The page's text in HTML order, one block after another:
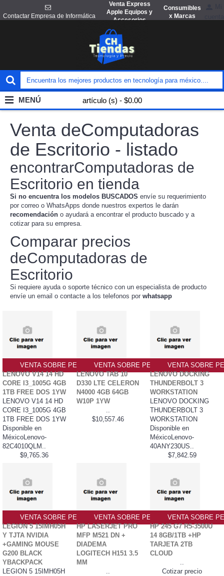
Contactar Empresa de Informática
Venta Express
Apple Equipos y
Accesorios
Consumibles
x Marcas
artículo (s) - $0.00
MENÚ
Venta deComputadoras
de Escritorio - listado
encontrarComputadoras de
Escritorio en tienda
Si no encuentra los modelos BUSCADOS envíe su requerimiento
por correo o WhatsApps donde nuestros expertos le darán
recomendación o ayudará a encontrar el producto buscado y a
cotizar para su empresa.
Comparar precios
deComputadoras de
Escritorio
Si requiere ayuda o soporte técnico con un especialista de producto
envíe un email o contacte a los telefonos por whatsapp
VENTA SOBRE PEDIDO PO
LENOVO V14 14 HD
CORE I3_1005G 4GB
1TB FREE DOS 1YW
LENOVO V14 14 HD
CORE I3_1005G 4GB
1TB FREE DOS 1YW
Disponible en
MéxicoLenovo-
82C4010QLM..
$9,765.36
VENTA SOBRE PEDIDO PO
LENOVO TAB 10
D330 LTE CELERON
N4000 4GB 64GB
W10P 1YW
..
$10,557.46
VENTA SOBRE
LENOVO DOCKING
THUNDERBOLT 3
WORKSTATION
LENOVO DOCKING
THUNDERBOLT 3
WORKSTATION
Disponible en
MéxicoLenovo-
40ANY230US..
$7,842.59
VENTA SOBRE PEDIDO PO
LEGION 5 15IMH05H
Y TJTA NVIDIA
+GAMING MOUSE
G200 BLACK
YBACKPACK
LEGION 5 15IMH05H
VENTA SOBRE PEDIDO PO
HP LASERJET PRO
MFP M521 DN +
DIADEMA
LOGITECH H151 3.5
MM
..
VENTA SOBRE
HP 245 G7 R5-3500U
14 8GB/1TB +HP
TARJETA 2TB
CLOUD
..
Cotizar precio